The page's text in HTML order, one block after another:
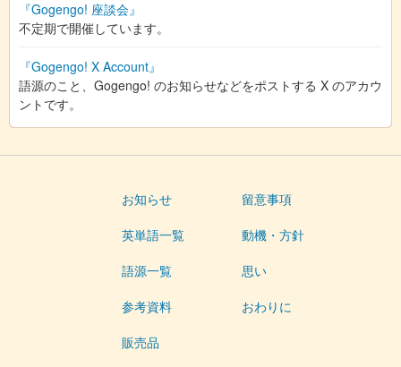
『Gogengo! 座談会』
不定期で開催しています。
『Gogengo! X Account』
語源のこと、Gogengo! のお知らせなどをポストする X のアカウ
ントです。
お知らせ
英単語一覧
語源一覧
参考資料
販売品
留意事項
動機・方針
思い
おわりに